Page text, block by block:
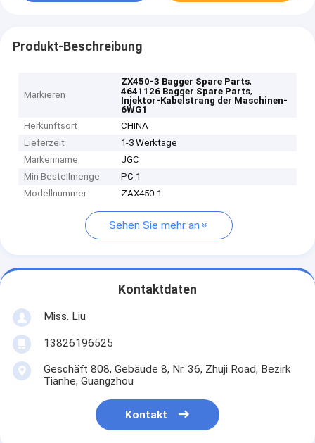
Produkt-Beschreibung
Markieren
ZX450-3 Bagger Spare Parts,
4641126 Bagger Spare Parts,
Injektor-Kabelstrang der Maschinen-
6WG1
Herkunftsort
CHINA
Lieferzeit
1-3 Werktage
Markenname
JGC
Min Bestellmenge
PC 1
Modellnummer
ZAX450-1
Sehen Sie mehr an
Kontaktdaten
Miss. Liu
13826196525
Geschäft 808, Gebäude 8, Nr. 36, Zhuji Road, Bezirk
Tianhe, Guangzhou
Kontakt